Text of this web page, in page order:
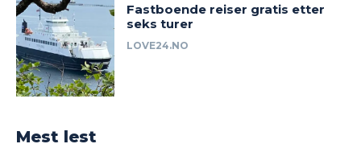
Fastboende reiser gratis etter
seks turer
LOVE24.NO
Mest lest